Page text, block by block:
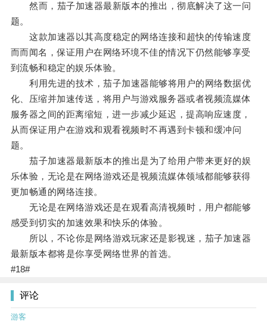
然而，茄子加速器最新版本的推出，彻底解决了这一问
题。
这款加速器以其高度稳定的网络连接和超快的传输速度
而而闻名，保证用户在网络环境不佳的情况下仍然能够享受
到流畅和稳定的娱乐体验。
利用先进的技术，茄子加速器能够将用户的网络数据优
化、压缩并加速传送，将用户与游戏服务器或者视频流媒体
服务器之间的距离缩短，进一步减少延迟，提高响应速度，
从而保证用户在游戏和观看视频时不再遇到卡顿和缓冲问
题。
茄子加速器最新版本的推出是为了给用户带来更好的娱
乐体验，无论是在网络游戏还是视频流媒体领域都能够获得
更加畅通的网络连接。
无论是在网络游戏还是在观看高清视频时，用户都能够
感受到切实的加速效果和快乐的体验。
所以，不论你是网络游戏玩家还是影视迷，茄子加速器
最新版本都将是你享受网络世界的首选。
#18#
评论
游客